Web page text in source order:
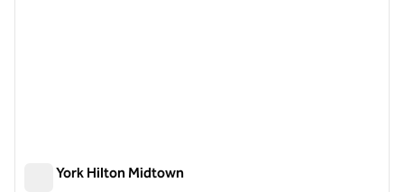
New York Hilton Midtown